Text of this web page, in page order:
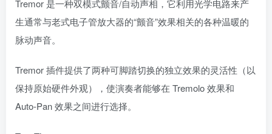
Tremor 是一种双模式颤音/自动声相，它利用光学电路来产
生通常与老式电子管放大器的“颤音”效果相关的各种温暖的
脉动声音。
Tremor 插件提供了两种可脚踏切换的独立效果的灵活性（以
保持原始硬件外观），使演奏者能够在 Tremolo 效果和
Auto-Pan 效果之间进行选择。